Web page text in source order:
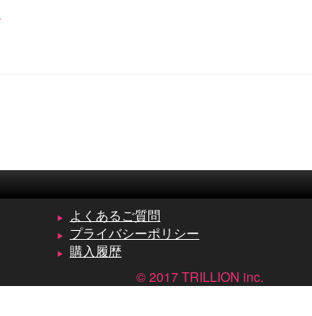
よくあるご質問
プライバシーポリシー
購入履歴
© 2017 TRILLION inc.